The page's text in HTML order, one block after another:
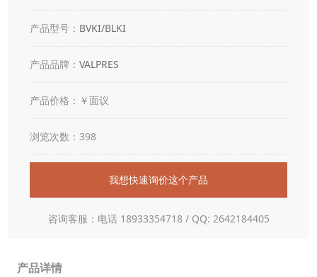
产品型号： BVKI/BLKI
产品品牌： VALPRES
产品价格：￥面议
浏览次数：398
我想快速询价这个产品
咨询客服：电话 18933354718 / QQ: 2642184405
产品详情